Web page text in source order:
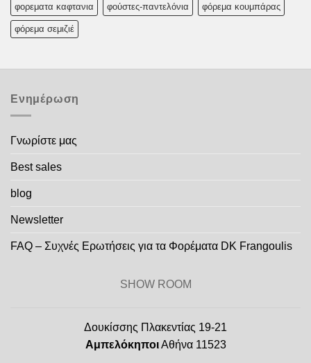
φορεματα καφτανια φούστες-παντελόνια φόρεμα κουμπάρας
φόρεμα σεμιζιέ
Ενημέρωση
Γνωρίστε μας
Best sales
blog
Newsletter
FAQ – Συχνές Ερωτήσεις για τα Φορέματα DK Frangoulis
SHOW ROOM
Δουκίσσης Πλακεντίας 19-21
ΑμπελόκηποιΑθήνα 11523